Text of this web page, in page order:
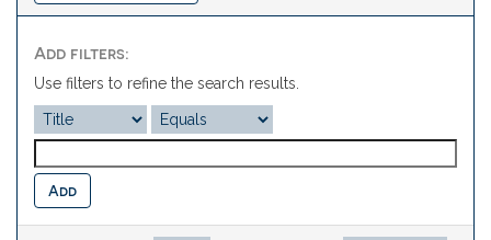
Add filters:
Use filters to refine the search results.